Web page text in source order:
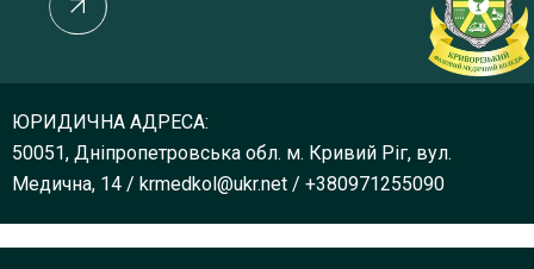
ЮРИДИЧНА АДРЕСА:
50051, Дніпропетровська обл. м. Кривий Ріг, вул.
Медична, 14 / krmedkol@ukr.net / +380971255090